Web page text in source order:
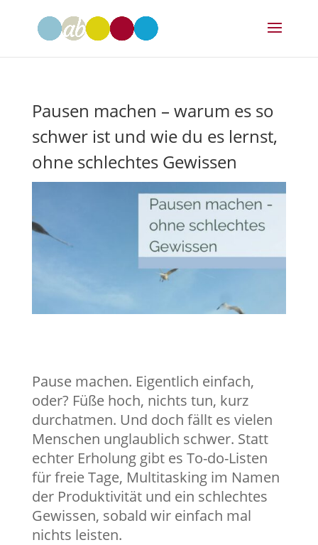
Pausen machen – warum es so
schwer ist und wie du es lernst,
ohne schlechtes Gewissen
Pause machen. Eigentlich einfach,
oder? Füße hoch, nichts tun, kurz
durchatmen. Und doch fällt es vielen
Menschen unglaublich schwer. Statt
echter Erholung gibt es To-do-Listen
für freie Tage, Multitasking im Namen
der Produktivität und ein schlechtes
Gewissen, sobald wir einfach mal
nichts leisten.